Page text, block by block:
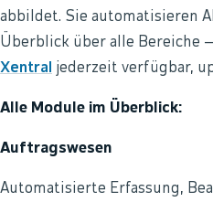
abbildet. Sie automatisieren
Überblick über alle Bereiche
Xentral jederzeit verfügbar,
Alle Module im Überblick:
Auftragswesen
Automatisierte Erfassung,